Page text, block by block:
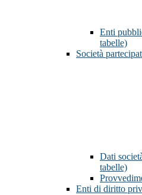
Enti
tabelle)
Società
Dati
tabelle)
Enti di diritto